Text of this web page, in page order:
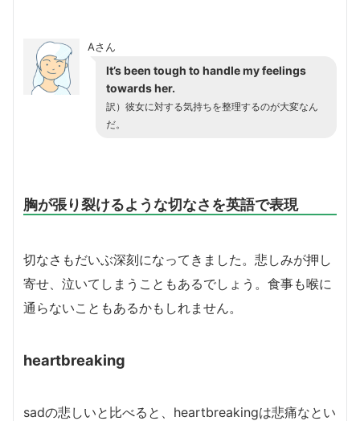
Aさん
It’s been tough to handle my feelings
towards her.
訳）彼女に対する気持ちを整理するのが大変なん
だ。
胸が張り裂けるような切なさを英語で表現
切なさもだいぶ深刻になってきました。悲しみが押し
寄せ、泣いてしまうこともあるでしょう。食事も喉に
通らないこともあるかもしれません。
heartbreaking
sadの悲しいと比べると、heartbreakingは悲痛なとい